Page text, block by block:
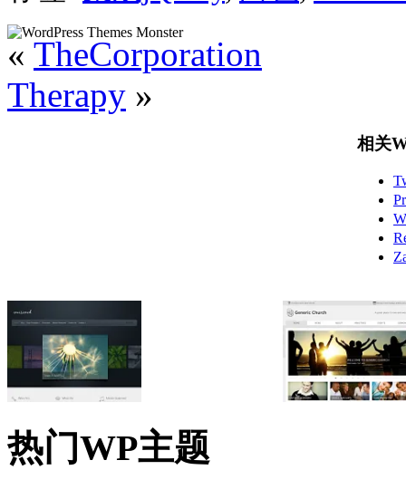
« TheCorporation
Therapy »
相关
热门WP主题